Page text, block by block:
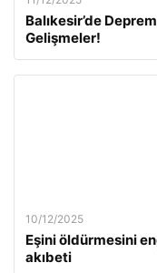
Balıkesir’de
Gelişmeler!
10/12/2025
Eşini öldürmesini
akıbeti